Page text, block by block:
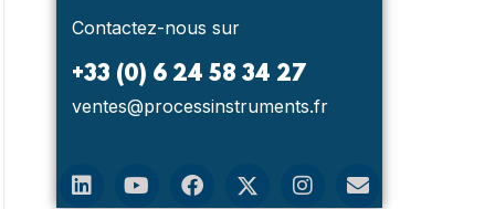
Contactez-nous sur
+33 (0) 6 24 58 34 27
ventes@processinstruments.fr